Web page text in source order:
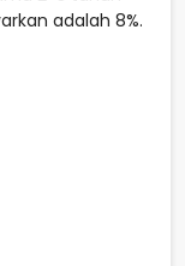
adalah 8%.